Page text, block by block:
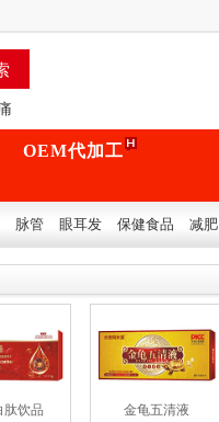
OEM代加工
脉管 眼耳发 保健食品 减肥
肽饮品 金龟五清液